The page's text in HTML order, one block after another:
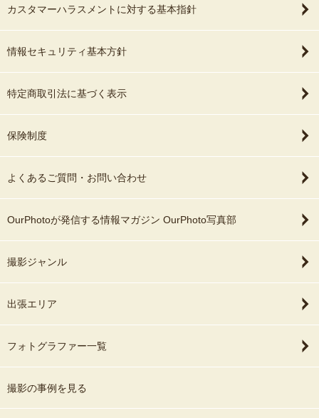
カスタマーハラスメントに対する基本指針
情報セキュリティ基本方針
特定商取引法に基づく表示
保険制度
よくあるご質問・お問い合わせ
OurPhotoが発信する情報マガジン OurPhoto写真部
撮影ジャンル
出張エリア
フォトグラファー一覧
撮影の事例を見る